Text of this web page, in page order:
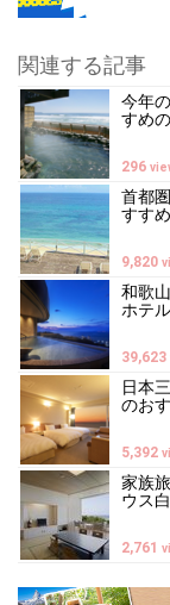
関連する記事
今年
すめ
296
首都
すす
9,820
和歌
ホテ
39,623
日本
のお
5,392
家族
ウス
2,761